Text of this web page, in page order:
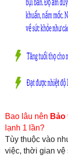
Bao lâu nên
lạnh 1 lần?
Tùy thuộc vào
việc, thời gian vệ